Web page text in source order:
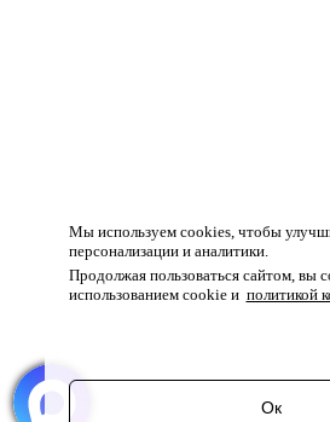
Мы используем cookies, чтобы
персонализации и аналитики.
Продолжая пользоваться сайтом, вы
использованием cookie и политикой
Ок